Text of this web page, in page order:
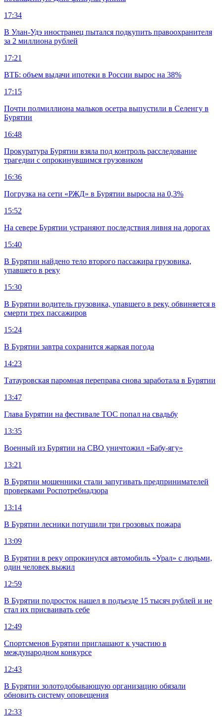
17:34
В Улан-Удэ иностранец пытался подкупить правоохранителя
за 2 миллиона рублей
17:21
ВТБ: объем выдачи ипотеки в России вырос на 38%
17:15
Почти полмиллиона мальков осетра выпустили в Селенгу в
Бурятии
16:48
Прокуратура Бурятии взяла под контроль расследование
трагедии с опрокинувшимся грузовиком
16:36
Погрузка на сети «РЖД» в Бурятии выросла на 0,3%
15:52
На севере Бурятии устраняют последствия ливня на дорогах
15:40
В Бурятии найдено тело второго пассажира грузовика,
упавшего в реку
15:30
В Бурятии водитель грузовика, упавшего в реку, обвиняется в
смерти трех пассажиров
15:24
В Бурятии завтра сохранится жаркая погода
14:23
Татауровская паромная переправа снова заработала в Бурятии
13:47
Глава Бурятии на фестивале ТОС попал на свадьбу
13:35
Военный из Бурятии на СВО уничтожил «Бабу-ягу»
13:21
В Бурятии мошенники стали запугивать предпринимателей
проверками Роспотребнадзора
13:14
В Бурятии лесники потушили три грозовых пожара
13:09
В Бурятии в реку опрокинулся автомобиль «Урал» с людьми,
один человек выжил
12:59
В Бурятии подросток нашел в подъезде 15 тысяч рублей и не
стал их присваивать себе
12:49
Спортсменов Бурятии приглашают к участию в
международном конкурсе
12:43
В Бурятии золотодобывающую организацию обязали
обновить систему оповещения
12:33